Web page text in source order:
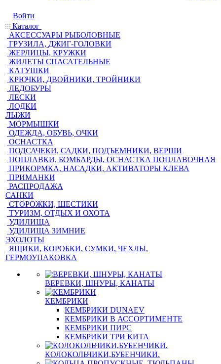
Войти
Каталог
АКСЕССУАРЫ РЫБОЛОВНЫЕ
ГРУЗИЛА, ДЖИГ-ГОЛОВКИ
ЖЕРЛИЦЫ, КРУЖКИ
ЖИЛЕТЫ СПАСАТЕЛЬНЫЕ
КАТУШКИ
КРЮЧКИ, ДВОЙНИКИ, ТРОЙНИКИ
ЛЕДОБУРЫ
ЛЕСКИ
ЛОДКИ
ЛЫЖИ
МОРМЫШКИ
ОДЕЖДА, ОБУВЬ, ОЧКИ
ОСНАСТКА
ПОДСАЧЕКИ, САДКИ, ПОДЪЕМНИКИ, ВЕРШИ
ПОПЛАВКИ, БОМБАРДЫ, ОСНАСТКА ПОПЛАВОЧНАЯ
ПРИКОРМКА, НАСАДКИ, АКТИВАТОРЫ КЛЕВА
ПРИМАНКИ
РАСПРОДАЖА
САНКИ
СТОРОЖКИ, ШЕСТИКИ
ТУРИЗМ, ОТДЫХ И ОХОТА
УДИЛИЩА
УДИЛИЩА ЗИМНИЕ
ЭХОЛОТЫ
ЯЩИКИ, КОРОБКИ, СУМКИ, ЧЕХЛЫ,
ГЕРМОУПАКОВКА
ВЕРЕВКИ, ШНУРЫ, КАНАТЫ
КЕМБРИКИ
КЕМБРИКИ DUNAEV
КЕМБРИКИ В АССОРТИМЕНТЕ
КЕМБРИКИ ПИРС
КЕМБРИКИ ТРИ КИТА
КОЛОКОЛЬЧИКИ,БУБЕНЧИКИ.